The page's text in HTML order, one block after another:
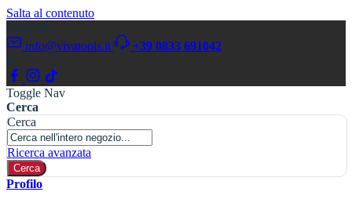
Salta al contenuto
info@vivatools.it
+39 0833 691042
Toggle Nav
Cerca
Cerca
Ricerca avanzata
Cerca
Profilo